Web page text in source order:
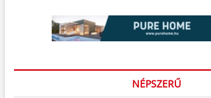
NÉPSZERŰ